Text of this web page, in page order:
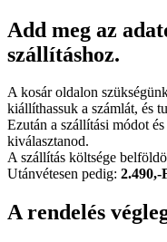
Add meg az
szállításhoz.
A kosár oldalon
kiállíthassuk a számlát, és
Ezután a szállítási módot
kiválasztanod.
A szállítás költsége
Utánvétesen pedig: 2.490,-
A rendelés